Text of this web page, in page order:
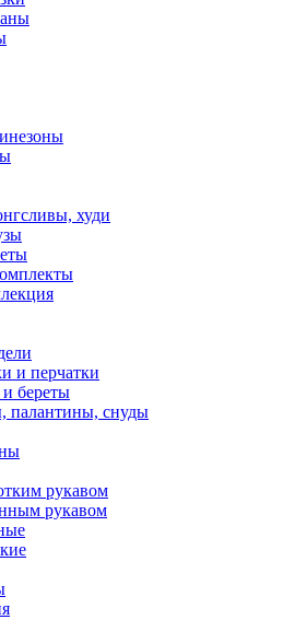
худи
и перчатки
береты
снуды
рукавом
рукавом